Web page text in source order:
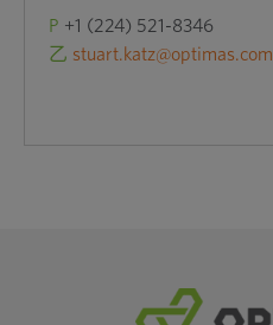
P +1 (224) 521-8346
乙 stuart.katz@optimas.com